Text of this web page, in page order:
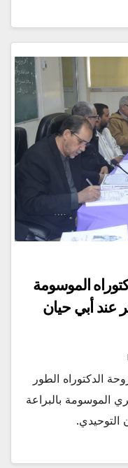
الموسومة
عند أبي حيان
الدكتوراه الطور
الموسومة بالبراعة